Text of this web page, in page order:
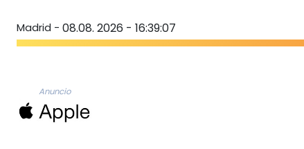
Madrid - 08.08. 2026 - 16:39:08
Anuncio